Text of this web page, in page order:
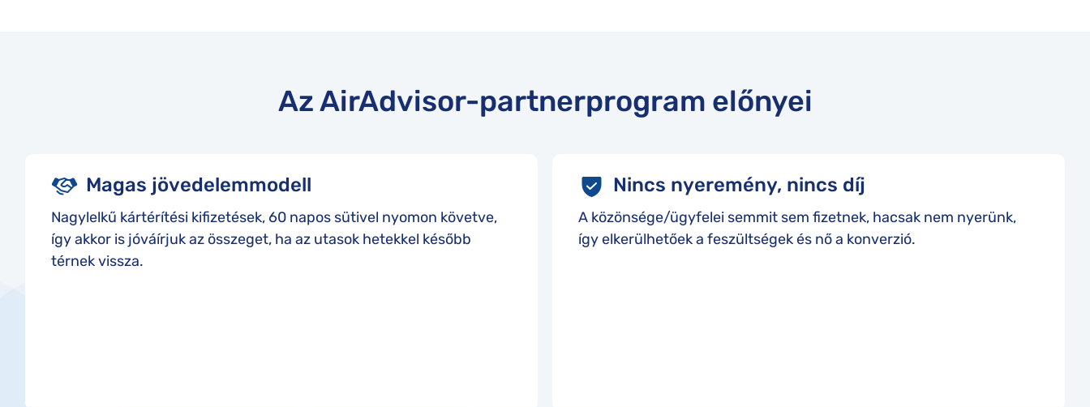
Az AirAdvisor-partnerprogram előnyei
Magas jövedelemmodell
Nagylelkű kártérítési kifizetések, 60 napos sütivel nyomon követve,
így akkor is jóváírjuk az összeget, ha az utasok hetekkel később
térnek vissza.
Nincs nyeremény, nincs díj
A közönsége/ügyfelei semmit sem fizetnek, hacsak nem nyerünk,
így elkerülhetőek a feszültségek és nő a konverzió.